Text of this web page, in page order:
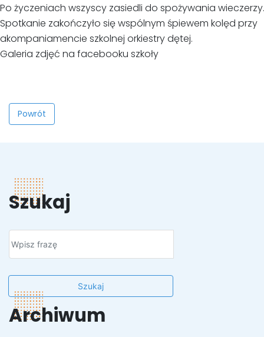
Po życzeniach wszyscy zasiedli do spożywania wieczerzy.
Spotkanie zakończyło się wspólnym śpiewem kolęd przy
akompaniamencie szkolnej orkiestry dętej.
Galeria zdjęć na facebooku szkoły
Powrót
Szukaj
Archiwum